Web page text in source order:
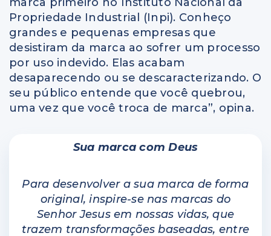
Propriedade Industrial (Inpi). Conheço
grandes e pequenas empresas que
desistiram da marca ao sofrer um processo
por uso indevido. Elas acabam
desaparecendo ou se descaracterizando. O
seu público entende que você quebrou,
uma vez que você troca de marca”, opina.
Sua marca com Deus
Para desenvolver a sua marca de forma
original, inspire-se nas marcas do
Senhor Jesus em nossas vidas, que
trazem transformações baseadas, entre